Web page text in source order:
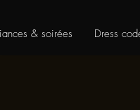
& soirées Dress